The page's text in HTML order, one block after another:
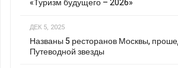
«Туризм будущего – 2026»
ДЕК 5, 2025
Названы 5 ресторанов Москвы,
Путеводной звезды